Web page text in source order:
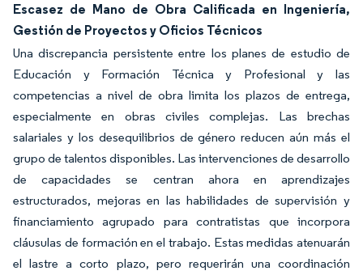
Escasez de Mano de Obra Calificada en Ingeniería,
Gestión de Proyectos y Oficios Técnicos
Una discrepancia persistente entre los planes de estudio de
Educación y Formación Técnica y Profesional y las
competencias a nivel de obra limita los plazos de entrega,
especialmente en obras civiles complejas. Las brechas
salariales y los desequilibrios de género reducen aún más el
grupo de talentos disponibles. Las intervenciones de desarrollo
de capacidades se centran ahora en aprendizajes
estructurados, mejoras en las habilidades de supervisión y
financiamiento agrupado para contratistas que incorpora
cláusulas de formación en el trabajo. Estas medidas atenuarán
el lastre a corto plazo, pero requerirán una coordinación